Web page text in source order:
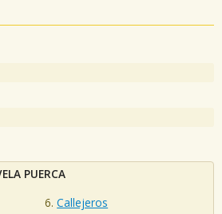
PUERCA
Callejeros